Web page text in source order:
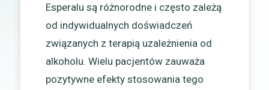
Esperalu są różnorodne i często zależą
od indywidualnych doświadczeń
związanych z terapią uzależnienia od
alkoholu. Wielu pacjentów zauważa
pozytywne efekty stosowania tego